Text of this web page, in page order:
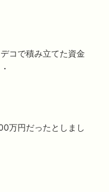
コで積み立てた資金
万円だったとしまし